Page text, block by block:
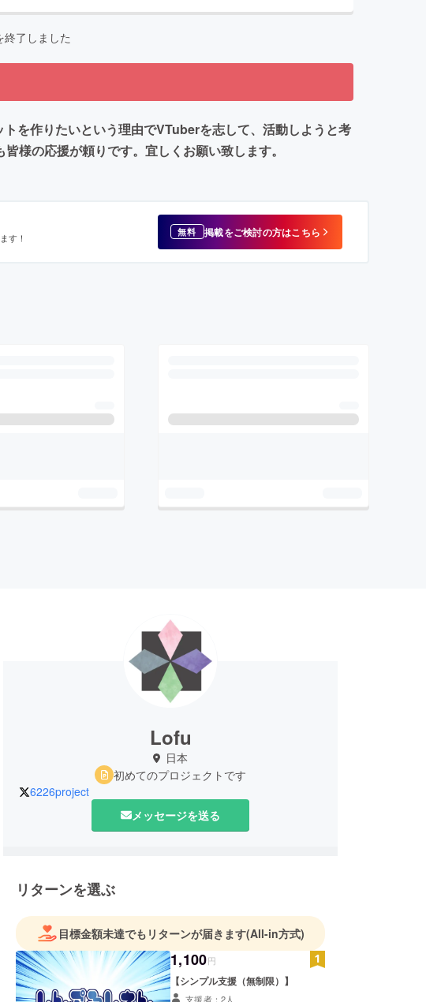
終了しました
を作りたいという理由でVTuberを志して、活動しようと考
様の応援が頼りです。宜しくお願い致します。
す！ 無料 掲載をご検討の方はこちら
Lofu
日本
初めてのプロジェクトです
6226project
メッセージを送る
リターンを選ぶ
目標金額未達でもリターンが届きます(All-in方式)
1,100円
【シンプル支援（無制限）】
支援者：2人